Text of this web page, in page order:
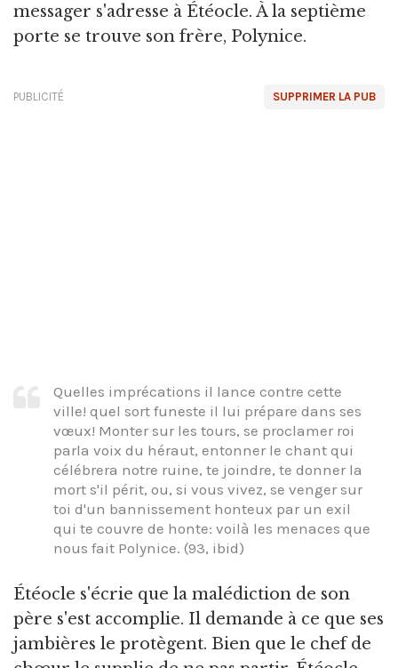
messager s'adresse à Étéocle. À la septième
porte se trouve son frère, Polynice.
SUPPRIMER LA PUB
PUBLICITÉ
Quelles imprécations il lance contre cette
ville! quel sort funeste il lui prépare dans ses
vœux! Monter sur les tours, se proclamer roi
parla voix du héraut, entonner le chant qui
célébrera notre ruine, te joindre, te donner la
mort s'il périt, ou, si vous vivez, se venger sur
toi d'un bannissement honteux par un exil
qui te couvre de honte: voilà les menaces que
nous fait Polynice. (93, ibid)
Étéocle s'écrie que la malédiction de son
père s'est accomplie. Il demande à ce que ses
jambières le protègent. Bien que le chef de